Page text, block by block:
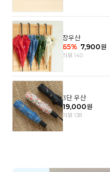
장우산
65% 7,900원
리뷰 140
3단 우산
19,000원
리뷰 138